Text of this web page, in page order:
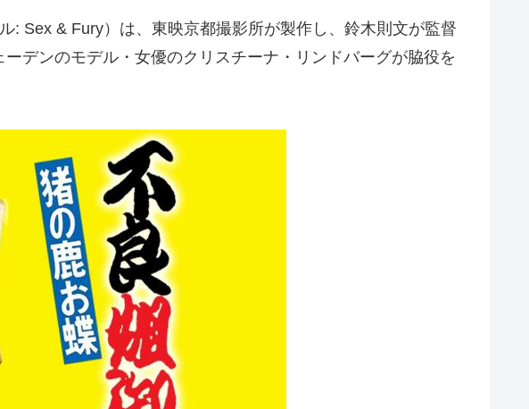
: Sex & Fury）は、東映京都撮影所が製作し、鈴木則文が監督
デンのモデル・女優のクリスチーナ・リンドバーグが脇役を